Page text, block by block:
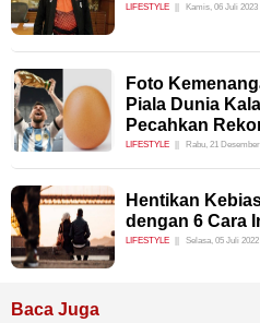
LIFESTYLE Kamis, 06 Juli 2023
Foto
Piala Dunia
Pecahkan
LIFESTYLE Rabu, 21
Hentikan
dengan 6 Cara
LIFESTYLE Selasa, 05 Juli 2022
Baca Juga